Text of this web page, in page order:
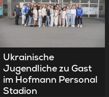
Ukrainische
Jugendliche zu Gast
im Hofmann Personal
Stadion